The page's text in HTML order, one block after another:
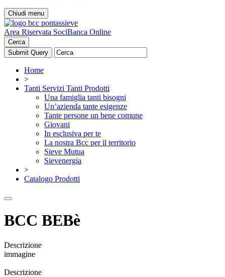
Chiudi menu
Area Riservata SociBanca Online
Cerca
Home
>
Tanti Servizi Tanti Prodotti
Una famiglia tanti bisogni
Un’azienda tante esigenze
Tante persone un bene comune
Giovani
In esclusiva per te
La nostra Bcc per il territorio
Sieve Mutua
Sievenergia
>
Catalogo Prodotti
BCC BEBè
Descrizione
immagine
Descrizione